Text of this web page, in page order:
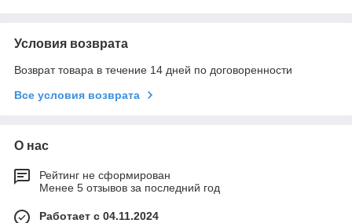
Условия возврата
Возврат товара в течение 14 дней по договоренности
Все условия возврата
О нас
Рейтинг не сформирован
Менее 5 отзывов за последний год
Работает с 04.11.2024